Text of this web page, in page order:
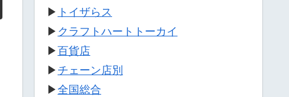
▶ トイザらス
▶ クラフトハートトーカイ
▶百貨店
▶ チェーン店別
▶全国総合